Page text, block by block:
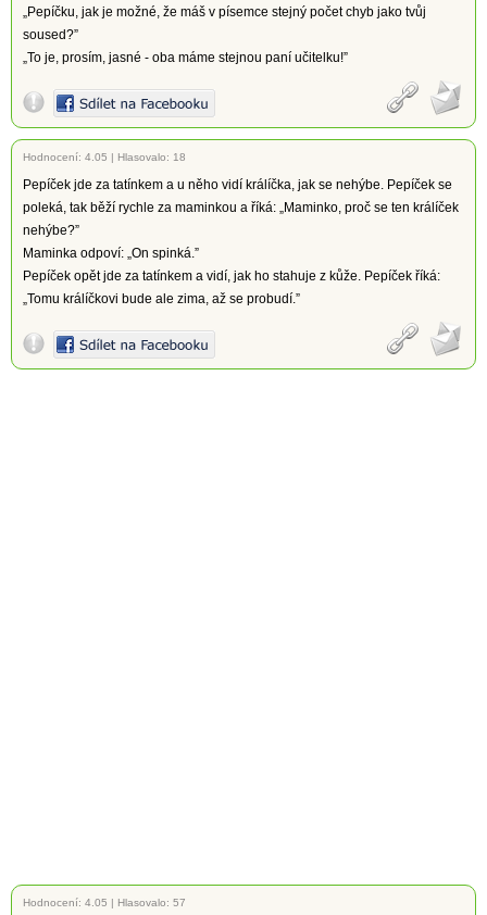
„Pepíčku, jak je možné, že máš v písemce stejný počet chyb jako tvůj
soused?”
„To je, prosím, jasné - oba máme stejnou paní učitelku!”
Hodnocení: 4.05 | Hlasovalo: 18
Pepíček jde za tatínkem a u něho vidí králíčka, jak se nehýbe. Pepíček se
poleká, tak běží rychle za maminkou a říká: „Maminko, proč se ten králíček
nehýbe?”
Maminka odpoví: „On spinká.”
Pepíček opět jde za tatínkem a vidí, jak ho stahuje z kůže. Pepíček říká:
„Tomu králíčkovi bude ale zima, až se probudí.”
Hodnocení: 4.05 | Hlasovalo: 57